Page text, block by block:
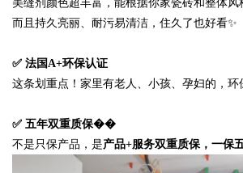
美缝剂颜色超丰富，能根据你家瓷砖和整体风
而且持久亮丽、耐污易清洁，住久了也好看✨
✅ 法国A+环保认证
这条划重点！家里有老人、小孩、孕妇的，
✅ 五年双重质保��
不是只保产品，是产品+服务双重质保，一保